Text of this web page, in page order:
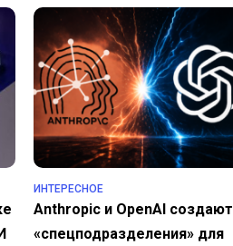
ИНТЕРЕСНОЕ
Anthropic и OpenAI создают
«спецподразделения» для